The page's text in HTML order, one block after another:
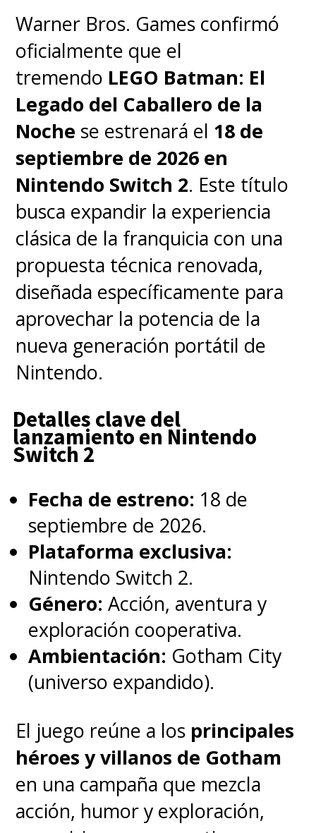
pensando: '¡Santo cielo!'".
Lo que lo conquistó de la
película del Velocista Escarlata
fue el guion firmado por
Christina Hodson(Birds of
Prey… and the Fantabulous
Emancipation of One Harley
Quinn ), asegurando que "el
guion era realmente bueno.
Así que pensé, ¿por qué no? Es
genial dejarse caer y tengo
curiosidad por ver si lo consigo".
La película de
dirigida por Andy Muschietti
(It)conel polémico Ezra Miller
en el rol titular
en junio de 2023; y Keaton
también tieneuna aparición
confirmada en la película de
"Batgirl"que, de momento, se
mantiene con un debut en HBO
Max.
Warner Bros. Games confirmó
oficialmente que el
tremendo LEGO Batman: El
Legado del Caballero de la
Noche se estrenará el 18 de
septiembre de 2026 en
Nintendo Switch 2. Este título
busca expandir la experiencia
clásica de la franquicia con una
propuesta técnica renovada,
diseñada específicamente para
aprovechar la potencia de la
nueva generación portátil de
Nintendo.
Detalles clave del
lanzamiento en Nintendo
Switch 2
Fecha de estreno: 18 de
septiembre de 2026.
Plataforma exclusiva:
Nintendo Switch 2.
Género: Acción, aventura y
exploración cooperativa.
Ambientación: Gotham City
(universo expandido).
El juego reúne a los principales
héroes y villanos de Gotham
en una campaña que mezcla
acción, humor y exploración,